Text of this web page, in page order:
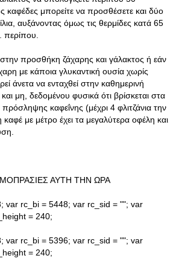
καφέδες μπορείτε να προσθέσετε και δύο
αυξάνοντας όμως τις θερμίδες κατά 65
περίπου.
στην προσθήκη ζάχαρης και γάλακτος ή εάν
με κάποια γλυκαντική ουσία χωρίς
άνετα να ενταχθεί στην καθημερινή
μη, δεδομένου φυσικά ότι βρίσκεται στα
καφεΐνης (μέχρι 4 φλιτζάνια την
με μέτρο έχει τα μεγαλύτερα οφέλη και
ΑΥΤΗ ΤΗΝ ΩΡΑ
var rc_bi = 5448; var rc_sid = ""; var
= 240;
var rc_bi = 5396; var rc_sid = ""; var
= 240;